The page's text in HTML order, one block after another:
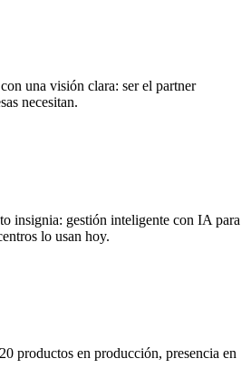
una visión clara: ser el partner
necesitan.
insignia: gestión inteligente con IA para
lo usan hoy.
productos en producción, presencia en